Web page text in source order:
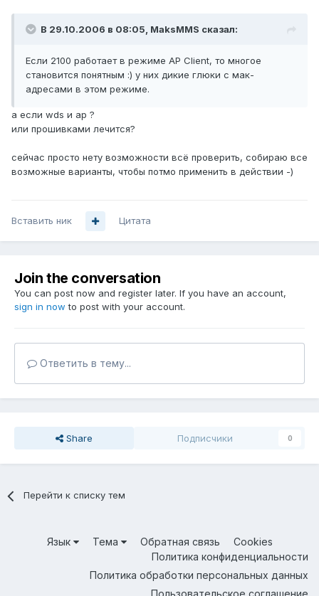
В 29.10.2006 в 08:05, MaksMMS сказал:
Если 2100 работает в режиме AP Client, то многое
становится понятным :) у них дикие глюки с мак-
адресами в этом режиме.
а если wds и ap ?
или прошивками лечится?
сейчас просто нету возможности всё проверить, собираю все
возможные варианты, чтобы потмо применить в действии -)
Вставить ник Цитата
Join the conversation
You can post now and register later. If you have an account,
sign in now to post with your account.
Ответить в тему...
Share Подписчики 0
Перейти к списку тем
Язык Тема Обратная связь
Cookies
Политика конфиденциальности
Политика обработки персональных данных